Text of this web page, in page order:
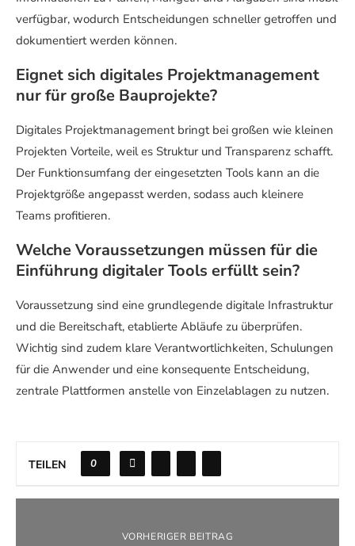
verfügbar, wodurch Entscheidungen schneller getroffen und
dokumentiert werden können.
Eignet sich digitales Projektmanagement
nur für große Bauprojekte?
Digitales Projektmanagement bringt bei großen wie kleinen
Projekten Vorteile, weil es Struktur und Transparenz schafft.
Der Funktionsumfang der eingesetzten Tools kann an die
Projektgröße angepasst werden, sodass auch kleinere
Teams profitieren.
Welche Voraussetzungen müssen für die
Einführung digitaler Tools erfüllt sein?
Voraussetzung sind eine grundlegende digitale Infrastruktur
und die Bereitschaft, etablierte Abläufe zu überprüfen.
Wichtig sind zudem klare Verantwortlichkeiten, Schulungen
für die Anwender und eine konsequente Entscheidung,
zentrale Plattformen anstelle von Einzelablagen zu nutzen.
TEILEN 0
VORHERIGER BEITRAG